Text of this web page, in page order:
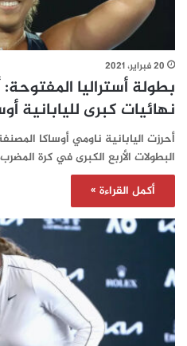
20 فبراير، 2021
بطولة أستراليا
نهائيات كبرى لليابانية
أحرزت اليابانية ناومي أوساكا
البطولات الأربع الكبرى في كرة
أكمل القراءة »